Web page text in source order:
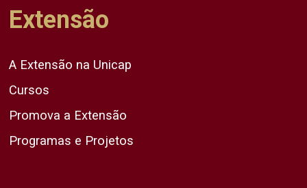
Extensão
A Extensão na Unicap
Cursos
Promova a Extensão
Programas e Projetos